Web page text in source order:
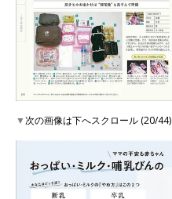
▼次の画像は下へスクロール (20/44)